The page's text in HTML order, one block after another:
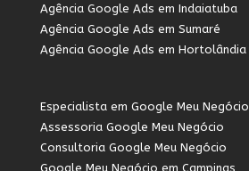
Agência Google Ads em Indaiatuba
Agência Google Ads em Sumaré
Agência Google Ads em Hortolândia
Especialista em Google Meu Negócio
Assessoria Google Meu Negócio
Consultoria Google Meu Negócio
Google Meu Negócio em Campinas